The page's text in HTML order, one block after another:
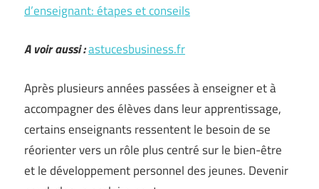
d’enseignant: étapes et conseils
A voir aussi :astucesbusiness.fr
Après plusieurs années passées à enseigner et à
accompagner des élèves dans leur apprentissage,
certains enseignants ressentent le besoin de se
réorienter vers un rôle plus centré sur le bien-être
et le développement personnel des jeunes. Devenir